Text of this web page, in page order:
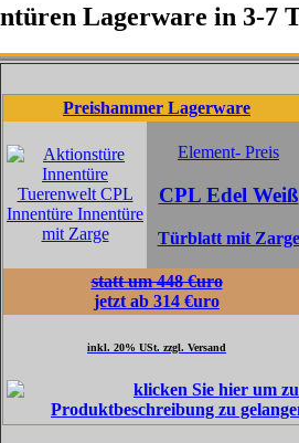
Lagerware in 3-7
Preishammer Lagerware
Element- Preis
CPL Edel Weiß
Türblatt mit Zarge
statt um 448 €uro
jetzt ab 314 €uro
inkl. 20% USt. zzgl. Versand